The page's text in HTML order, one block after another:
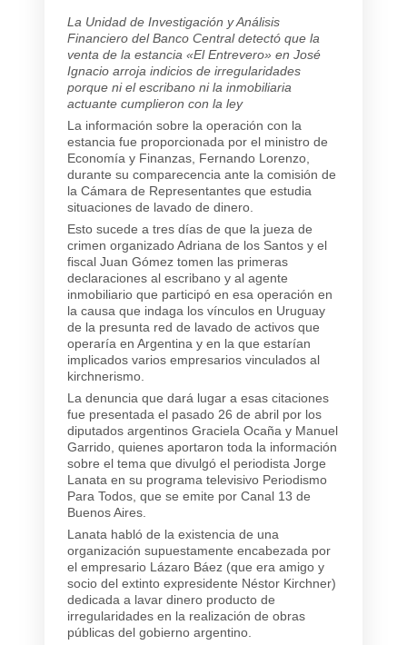
La Unidad de Investigación y Análisis
Financiero del Banco Central detectó que la
venta de la estancia «El Entrevero» en José
Ignacio arroja indicios de irregularidades
porque ni el escribano ni la inmobiliaria
actuante cumplieron con la ley
La información sobre la operación con la
estancia fue proporcionada por el ministro de
Economía y Finanzas, Fernando Lorenzo,
durante su comparecencia ante la comisión de
la Cámara de Representantes que estudia
situaciones de lavado de dinero.
Esto sucede a tres días de que la jueza de
crimen organizado Adriana de los Santos y el
fiscal Juan Gómez tomen las primeras
declaraciones al escribano y al agente
inmobiliario que participó en esa operación en
la causa que indaga los vínculos en Uruguay
de la presunta red de lavado de activos que
operaría en Argentina y en la que estarían
implicados varios empresarios vinculados al
kirchnerismo.
La denuncia que dará lugar a esas citaciones
fue presentada el pasado 26 de abril por los
diputados argentinos Graciela Ocaña y Manuel
Garrido, quienes aportaron toda la información
sobre el tema que divulgó el periodista Jorge
Lanata en su programa televisivo Periodismo
Para Todos, que se emite por Canal 13 de
Buenos Aires.
Lanata habló de la existencia de una
organización supuestamente encabezada por
el empresario Lázaro Báez (que era amigo y
socio del extinto expresidente Néstor Kirchner)
dedicada a lavar dinero producto de
irregularidades en la realización de obras
públicas del gobierno argentino.